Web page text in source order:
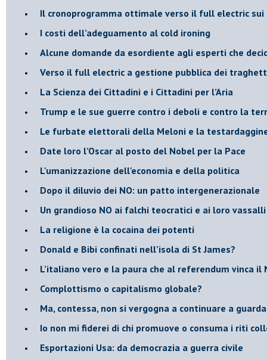
​Il cronoprogramma ottimale verso il full electric
​I costi dell’adeguamento al cold ironing
Alcune domande da esordiente agli esperti che
Verso il full electric a gestione pubblica dei
​La Scienza dei Cittadini e i Cittadini per l’Aria
Trump e le sue guerre contro i deboli e contro la
​Le furbate elettorali della Meloni e la
​Date loro l’Oscar al posto del Nobel per la Pace
L'umanizzazione dell'economia e della politica
​Dopo il diluvio dei NO: un patto intergenerazionale
​Un grandioso NO ai falchi teocratici e ai loro vassalli
La religione è la cocaina dei potenti
Donald e Bibi confinati nell’isola di St James?
L’italiano vero e la paura che al referendum vinca il
​Complottismo o capitalismo globale?
​Ma, contessa, non si vergogna a continuare a
​Io non mi fiderei di chi promuove o consuma i riti
Esportazioni Usa: da democrazia a guerra civile